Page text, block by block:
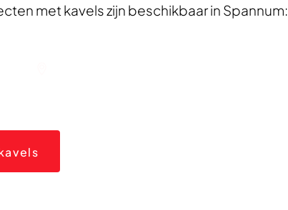
met kavels zijn beschikbaar in Spannum: